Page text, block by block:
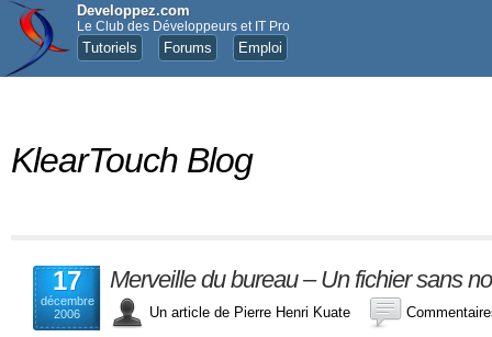
Developpez.com
Le Club des Développeurs et IT Pro
Tutoriels Forums Emploi
KlearTouch Blog
17
décembre
2006
Merveille du bureau – Un fichier sans
Un article de Pierre Henri Kuate